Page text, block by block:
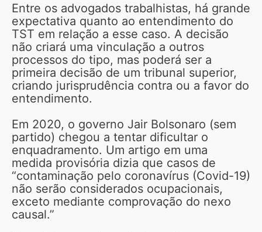
Entre os advogados trabalhistas, há grande
expectativa quanto ao entendimento do
TST em relação a esse caso. A decisão
não criará uma vinculação a outros
processos do tipo, mas poderá ser a
primeira decisão de um tribunal superior,
criando jurisprudência contra ou a favor do
entendimento.
Em 2020, o governo Jair Bolsonaro (sem
partido) chegou a tentar dificultar o
enquadramento. Um artigo em uma
medida provisória dizia que casos de
“contaminação pelo coronavírus (Covid-19)
não serão considerados ocupacionais,
exceto mediante comprovação do nexo
causal.”